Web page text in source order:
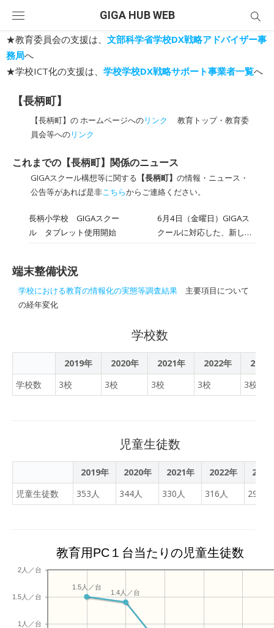
content
GIGA HUB WEB
★教育委員会の支援は、 文部科学省学校DX戦略アドバイザー事
務局へ
★学校ICT化の支援は、 学校学校DX戦略サポート事業者一覧へ
【長柄町】
【長柄町】の ホームページへのリンク
教育トップ・教育委
員会等へのリンク
これまでの【長柄町】関係のニュース
GIGAスクール構想等に関する 【長柄町】 の情報・ニュース・
公告等があれば是非こちらからご連絡ください。
長柄小学校 GIGAスクー
ル タブレット使用開始
6月4日（金曜日）GIGAス
クールに対応した、新しい
を学級のみんなで理解した
た。学級担任の指導の下、
新しいタブレットで何がで
きるかを体験するものでし
た。保管庫から、一人ずつ
のタブレットを大事そうに
端末整備状況
学校における教育の情報化の実態等調査結果 主要項目について
の経年変化
学校数
2019年 2020年 2021年 2022年
2023
学校数
3校 3校 3校 3校 3校
児童生徒数
2019年 2020年 2021年 2022年
2023
児童生徒数
353人 344人 330人 316人 296人
教育用PC１台当たりの児童生徒数
1人／台
1.5人／台
2人／台
1.4人／台
1.5人／台